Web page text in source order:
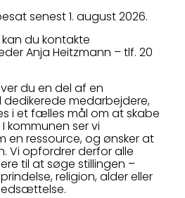
senest 1. august 2026.
kan du kontakte
Anja Heitzmann – tlf. 20
du en del af en
dedikerede medarbejdere,
i et fælles mål om at skabe
ser vi
en ressource, og ønsker at
Vi opfordrer derfor alle
til at søge stillingen –
religion, alder eller